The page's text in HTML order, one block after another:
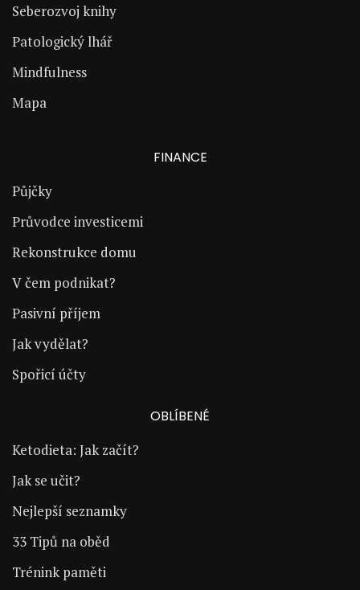
Seberozvoj knihy
Patologický lhář
Mindfulness
Mapa
FINANCE
Půjčky
Průvodce investicemi
Rekonstrukce domu
V čem podnikat?
Pasivní příjem
Jak vydělat?
Spořicí účty
OBLÍBENÉ
Ketodieta: Jak začít?
Jak se učit?
Nejlepší seznamky
33 Tipů na oběd
Trénink paměti